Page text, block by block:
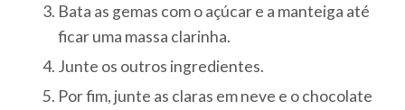
Bata as gemas com o açúcar e a manteiga até
ficar uma massa clarinha.
Junte os outros ingredientes.
Por fim, junte as claras em neve e o chocolate